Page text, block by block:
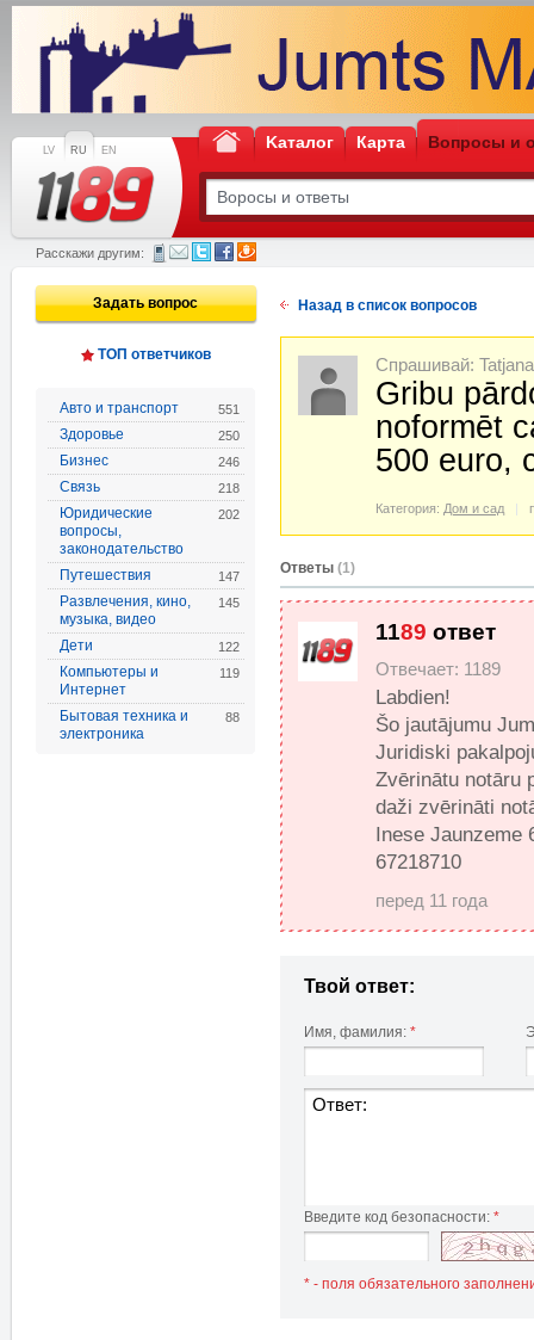
LV RU EN Kаталог Карта Вопросы и
Расскажи другим:
Задать вопрос
ТОП ответчиков
Авто и транспорт 551
Здоровье 250
Бизнес 246
Связь 218
Юридические
вопросы,
законодательство
202
Путешествия 147
Развлечения, кино,
музыка, видео
145
Дети 122
Компьютеры и
Интернет
119
Бытовая техника и
электроника
88
Назад в список вопросов
Спрашивай:
Gribu
noformēt
500 euro,
Категория: Дом и сад
Oтветы (1)
1189 ответ
Отвечает: 1189
Labdien!
Šo jautājumu
Juridiski
Zvērinātu notāru
daži zvērināti
Inese Jaunzeme
67218710
перед 11 года
Твой ответ:
Имя, фамилия: *
Введите код безопасности: *
* - поля обязательного